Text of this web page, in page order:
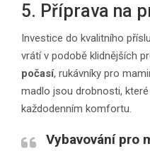
5. Příprava na
Investice do kvalitního
vrátí v podobě klidnějších
počasí, rukávníky pro
madlo jsou drobnosti,
každodenním komfortu.
Vybavování pro